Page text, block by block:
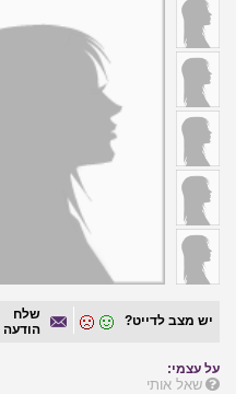
יש מצב לדייט?
שלח
הודעה
על עצמי:
שאל אותי